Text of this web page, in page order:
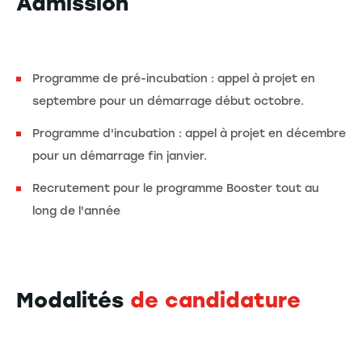
Programme de pré-incubation : appel à projet en
septembre pour un démarrage début octobre.
Programme d'incubation : appel à projet en décembre
pour un démarrage fin janvier.
Recrutement pour le programme Booster tout au
long de l'année
Modalités de candidature